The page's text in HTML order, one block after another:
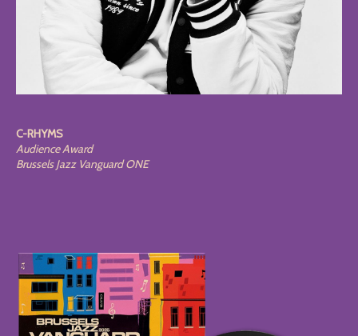
C-RHYMS
Audience Award
Brussels Jazz Vanguard ONE